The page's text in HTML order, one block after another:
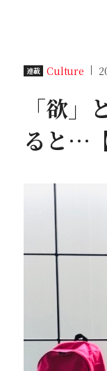
連載 Culture
「欲
ると…